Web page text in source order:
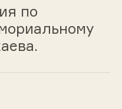
по